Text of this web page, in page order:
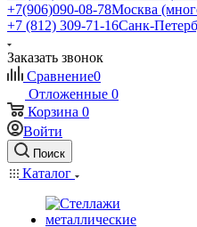
+7(906)090-08-78Москва
+7 (812) 309-71-16Санк-
Заказать звонок
Сравнение0
Отложенные 0
Корзина 0
Войти
Поиск
Каталог